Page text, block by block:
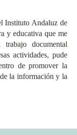
Instituto Andaluz de
y educativa que me
documental
actividades, pude
de promover la
la información y la